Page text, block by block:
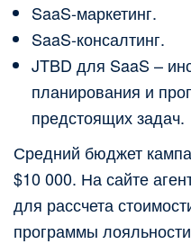
SaaS-маркетинг.
SaaS-консалтинг.
JTBD для SaaS –
планирования и
предстоящих задач.
Средний бюджет
$10 000. На сайте
для рассчета
программы